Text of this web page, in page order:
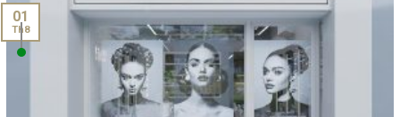
01
Th8